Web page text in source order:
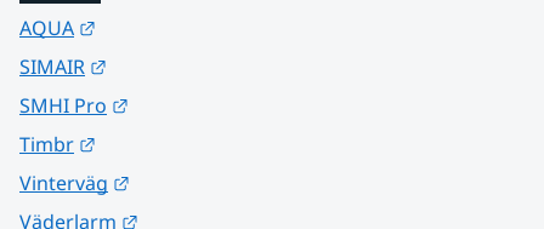
AQUA
SIMAIR
SMHI Pro
Timbr
Vinterväg
Väderlarm